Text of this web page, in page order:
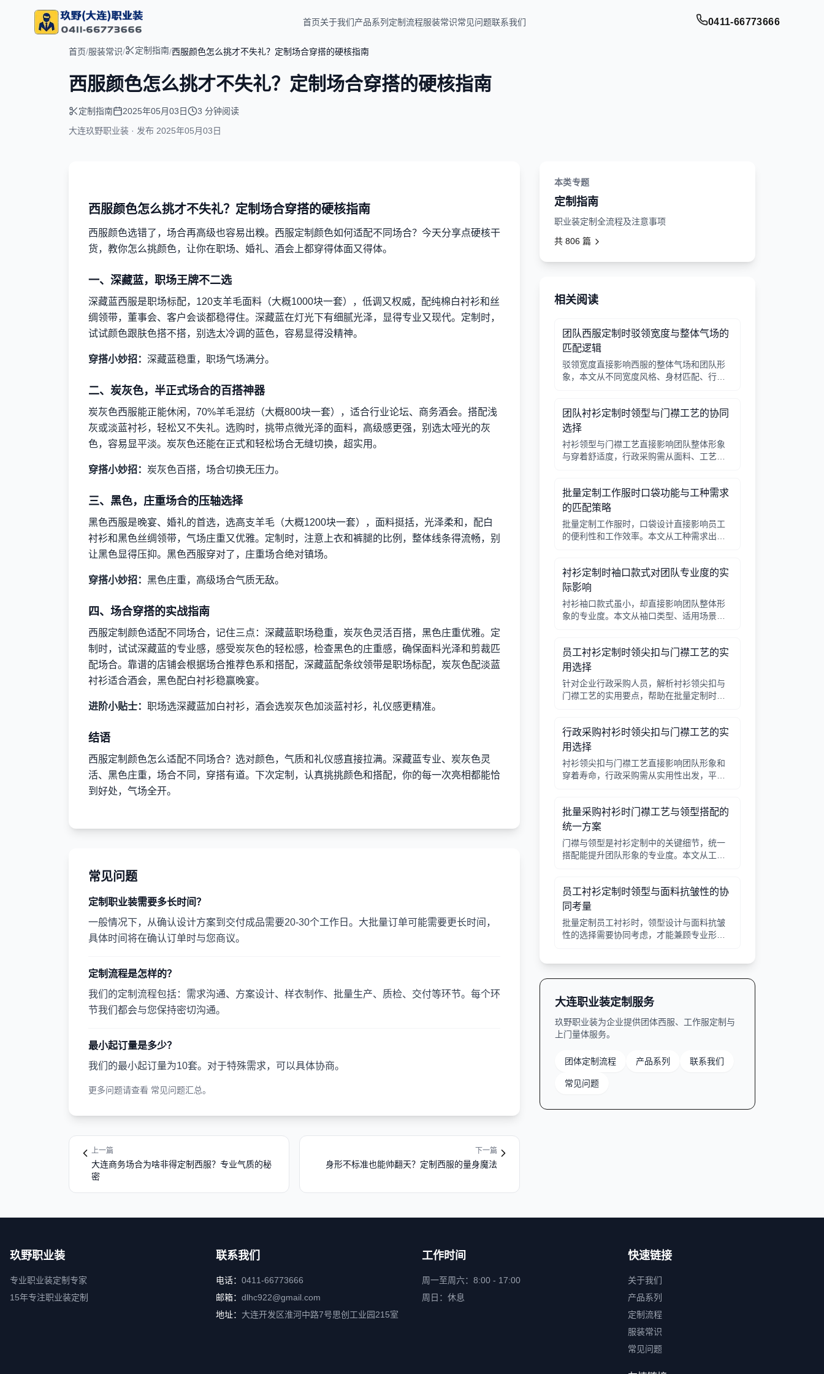
首页关于我们产品系列 定制流程服装常识常见问题联系我们 0411-66773666
首页/服装常识/ 定制指南/西服颜色怎么挑才不失礼？定制场合穿搭的硬核指南
西服颜色怎么挑才不失礼？定制场合穿搭的硬核指南
定制指南 2025年05月03日
3 分钟阅读
大连玖野职业装 · 发布 2025年05月03日
西服颜色怎么挑才不失礼？定制场合穿搭的硬核指南
西服颜色选错了，场合再高级也容易出糗。西服定制颜色如何适配不同场合？今天分享点硬核干
货，教你怎么挑颜色，让你在职场、婚礼、酒会上都穿得体面又得体。
一、深藏蓝，职场王牌不二选
深藏蓝西服是职场标配，120支羊毛面料（大概1000块一套），低调又权威，配纯棉白衬衫和丝
绸领带，董事会、客户会谈都稳得住。深藏蓝在灯光下有细腻光泽，显得专业又现代。定制时，
试试颜色跟肤色搭不搭，别选太冷调的蓝色，容易显得没精神。
穿搭小妙招： 深藏蓝稳重，职场气场满分。
二、炭灰色，半正式场合的百搭神器
炭灰色西服能正能休闲，70%羊毛混纺（大概800块一套），适合行业论坛、商务酒会。搭配浅
灰或淡蓝衬衫，轻松又不失礼。选购时，挑带点微光泽的面料，高级感更强，别选太哑光的灰
色，容易显平淡。炭灰色还能在正式和轻松场合无缝切换，超实用。
穿搭小妙招： 炭灰色百搭，场合切换无压力。
三、黑色，庄重场合的压轴选择
黑色西服是晚宴、婚礼的首选，选高支羊毛（大概1200块一套），面料挺括，光泽柔和，配白
衬衫和黑色丝绸领带，气场庄重又优雅。定制时，注意上衣和裤腿的比例，整体线条得流畅，别
让黑色显得压抑。黑色西服穿对了，庄重场合绝对镇场。
穿搭小妙招： 黑色庄重，高级场合气质无敌。
四、场合穿搭的实战指南
西服定制颜色适配不同场合，记住三点：深藏蓝职场稳重，炭灰色灵活百搭，黑色庄重优雅。定
制时，试试深藏蓝的专业感，感受炭灰色的轻松感，检查黑色的庄重感，确保面料光泽和剪裁匹
配场合。靠谱的店铺会根据场合推荐色系和搭配，深藏蓝配条纹领带是职场标配，炭灰色配淡蓝
衬衫适合酒会，黑色配白衬衫稳赢晚宴。
进阶小贴士： 职场选深藏蓝加白衬衫，酒会选炭灰色加淡蓝衬衫，礼仪感更精准。
结语
西服定制颜色怎么适配不同场合？选对颜色，气质和礼仪感直接拉满。深藏蓝专业、炭灰色灵
活、黑色庄重，场合不同，穿搭有道。下次定制，认真挑挑颜色和搭配，你的每一次亮相都能恰
到好处，气场全开。
常见问题
定制职业装需要多长时间？
一般情况下，从确认设计方案到交付成品需要20-30个工作日。大批量订单可能需要更长时间，
具体时间将在确认订单时与您商议。
定制流程是怎样的？
我们的定制流程包括：需求沟通、方案设计、样衣制作、批量生产、质检、交付等环节。每个环
节我们都会与您保持密切沟通。
最小起订量是多少？
我们的最小起订量为10套。对于特殊需求，可以具体协商。
更多问题请查看 常见问题汇总。
上一篇
大连商务场合为啥非得定制西服？专业气质的秘
密
下一篇
身形不标准也能帅翻天？定制西服的量身魔法
本类专题
定制指南
职业装定制全流程及注意事项
共 806 篇
相关阅读
团队西服定制时驳领宽度与整体气场的
匹配逻辑
驳领宽度直接影响西服的整体气场和团队形
象，本文从不同宽度风格、身材匹配、行业
团队衬衫定制时领型与门襟工艺的协同
选择
衬衫领型与门襟工艺直接影响团队整体形象
与穿着舒适度，行政采购需从面料、工艺、
批量定制工作服时口袋功能与工种需求
的匹配策略
批量定制工作服时，口袋设计直接影响员工
的便利性和工作效率。本文从工种需求出
衬衫定制时袖口款式对团队专业度的实
际影响
衬衫袖口款式虽小，却直接影响团队整体形
象的专业度。本文从袖口类型、适用场景、
员工衬衫定制时领尖扣与门襟工艺的实
用选择
针对企业行政采购人员，解析衬衫领尖扣与
门襟工艺的实用要点，帮助在批量定制时做
行政采购衬衫时领尖扣与门襟工艺的实
用选择
衬衫领尖扣与门襟工艺直接影响团队形象和
穿着寿命，行政采购需从实用性出发，平衡
批量采购衬衫时门襟工艺与领型搭配的
统一方案
门襟与领型是衬衫定制中的关键细节，统一
搭配能提升团队形象的专业度。本文从工艺
决策。
员工衬衫定制时领型与面料抗皱性的协
同考量
批量定制员工衬衫时，领型设计与面料抗皱
性的选择需要协同考虑，才能兼顾专业形象
大连职业装定制服务
玖野职业装为企业提供团体西服、工作服定制与
上门量体服务。
团体定制流程 产品系列 联系我们
常见问题
玖野职业装
专业职业装定制专家
15年专注职业装定制
联系我们
电话： 0411-66773666
邮箱： dlhc922@gmail.com
地址： 大连开发区淮河中路7号思创工业园215室
工作时间
周一至周六：8:00 - 17:00
周日：休息
快速链接
关于我们
产品系列
定制流程
服装常识
常见问题